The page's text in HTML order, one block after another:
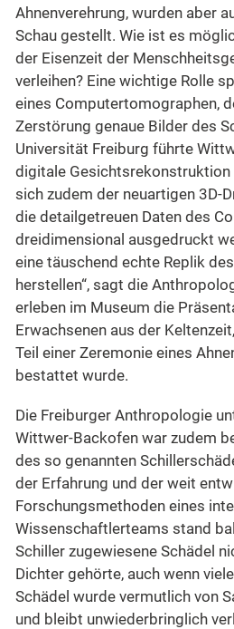
Ahnenverehrung, wurden aber
Schau gestellt. Wie ist es
der Eisenzeit der
verleihen? Eine wichtige Rolle
eines Computertomographen,
Zerstörung genaue Bilder des
Universität Freiburg führte
digitale Gesichtsrekonstruktion
sich zudem der neuartigen 3D-
die detailgetreuen Daten des
dreidimensional ausgedruckt
eine täuschend echte Replik
herstellen“, sagt die
erleben im Museum die
Erwachsenen aus der
Teil einer Zeremonie eines
bestattet wurde.
Die Freiburger Anthropologie
Wittwer-Backofen war zudem
des so genannten
der Erfahrung und der weit
Forschungsmethoden eines
Wissenschaftlerteams stand
Schiller zugewiesene Schädel
Dichter gehörte, auch wenn
Schädel wurde vermutlich von
und bleibt unwiederbringlich